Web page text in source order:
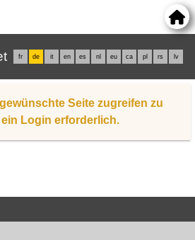
fr de it en es nl eu ca pl rs lv
Seite zugreifen zu
Login erforderlich.